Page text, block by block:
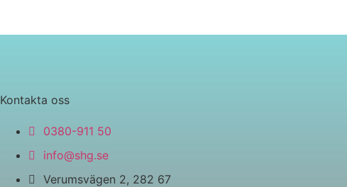
Kontakta oss
0380-911 50
info@shg.se
Verumsvägen 2, 282 67